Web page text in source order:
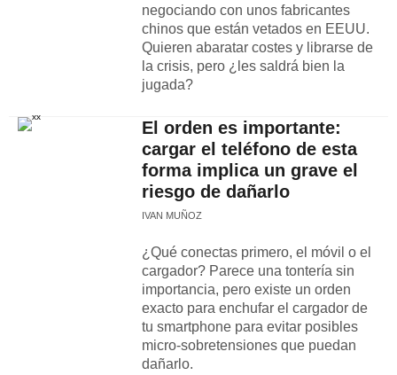
negociando con unos fabricantes
chinos que están vetados en EEUU.
Quieren abaratar costes y librarse de
la crisis, pero ¿les saldrá bien la
jugada?
El orden es importante:
cargar el teléfono de esta
forma implica un grave el
riesgo de dañarlo
IVAN MUÑOZ
¿Qué conectas primero, el móvil o el
cargador? Parece una tontería sin
importancia, pero existe un orden
exacto para enchufar el cargador de
tu smartphone para evitar posibles
micro-sobretensiones que puedan
dañarlo.